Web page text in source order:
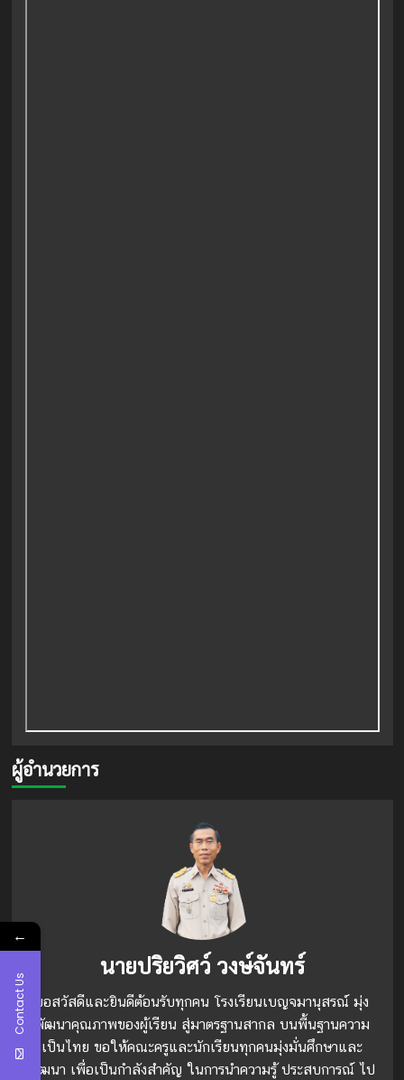
ผู้อำนวยการ
นายปริยวิศว์ วงษ์จันทร์
ขอสวัสดีและยินดีต้อนรับทุกคน โรงเรียนเบญจมานุสรณ์ มุ่ง
พัฒนาคุณภาพของผู้เรียน สู่มาตรฐานสากล บนพื้นฐานความ
เป็นไทย ขอให้คณะครูและนักเรียนทุกคนมุ่งมั่นศึกษาและ
พัฒนา เพื่อเป็นกำลังสำคัญ ในการนำความรู้ ประสบการณ์ ไป
←
Contact Us